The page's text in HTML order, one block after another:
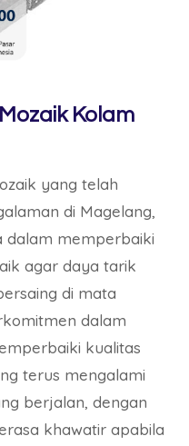
Kolam
yang telah
di Magelang,
dalam memperbaiki
agar daya tarik
di mata
dalam
kualitas
terus mengalami
berjalan, dengan
khawatir apabila